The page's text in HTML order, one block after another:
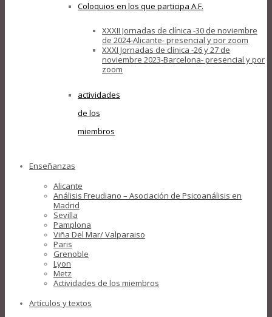
Coloquios en los que participa A.F.
XXXII Jornadas de clínica -30 de noviembre
de 2024-Alicante- presencial y por zoom
XXXI Jornadas de clínica -26 y 27 de
noviembre 2023-Barcelona- presencial y por
zoom
actividades
de los
miembros
Enseñanzas
Alicante
Análisis Freudiano – Asociación de Psicoanálisis en
Madrid
Sevilla
Pamplona
Viña Del Mar/ Valparaiso
Paris
Grenoble
Lyon
Metz
Actividades de los miembros
Artículos y textos